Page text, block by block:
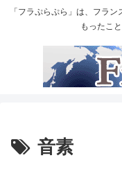
「フラぷらぷら」は、フラ
もったこ
音素